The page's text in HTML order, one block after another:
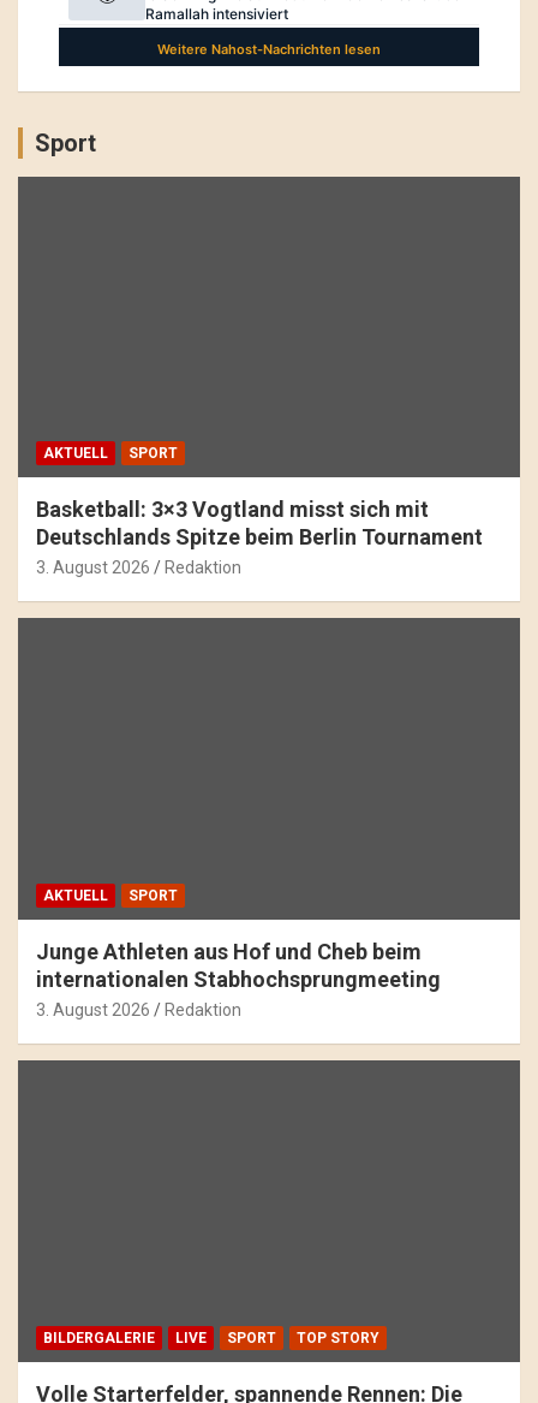
Sport
AKTUELL SPORT
Basketball: 3×3 Vogtland misst sich mit
Deutschlands Spitze beim Berlin Tournament
3. August 2026 Redaktion
AKTUELL SPORT
Junge Athleten aus Hof und Cheb beim
internationalen Stabhochsprungmeeting
3. August 2026 Redaktion
BILDERGALERIE LIVE SPORT TOP STORY
Volle Starterfelder, spannende Rennen: Die